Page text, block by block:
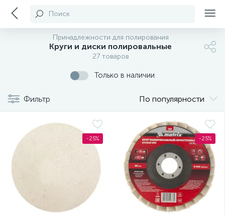
Поиск
Принадлежности для полирования
Круги и диски полировальные
27 товаров
Только в наличии
Фильтр По популярности
-25% -25%